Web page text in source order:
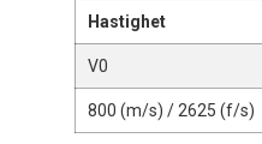
Hastighet
V0
800 (m/s) / 2625 (f/s)